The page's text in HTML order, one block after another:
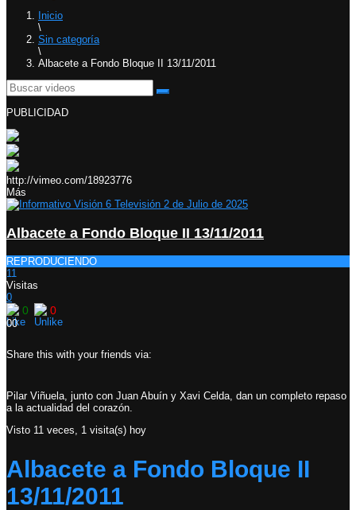
Inicio
\
Sin categoría
\
Albacete a Fondo Bloque II 13/11/2011
PUBLICIDAD
http://vimeo.com/18923776
Más
Albacete a Fondo Bloque II 13/11/2011
REPRODUCIENDO
11
Visitas
0
0 0
00
Share this with your friends via:
Pilar Viñuela, junto con Juan Abuín y Xavi Celda, dan un completo repaso
a la actualidad del corazón.
Visto 11 veces, 1 visita(s) hoy
Albacete a Fondo Bloque II
13/11/2011